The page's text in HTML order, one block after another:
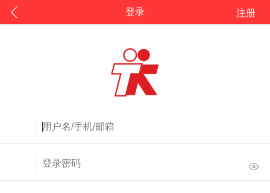
登录 注册